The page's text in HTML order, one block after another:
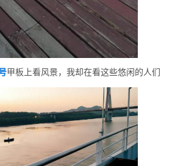
甲板上看风景，我却在看这些悠闲的人们